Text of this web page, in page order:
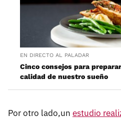
EN DIRECTO AL PALADAR
Cinco consejos para
calidad de nuestro sueño
Por otro lado,un estudio